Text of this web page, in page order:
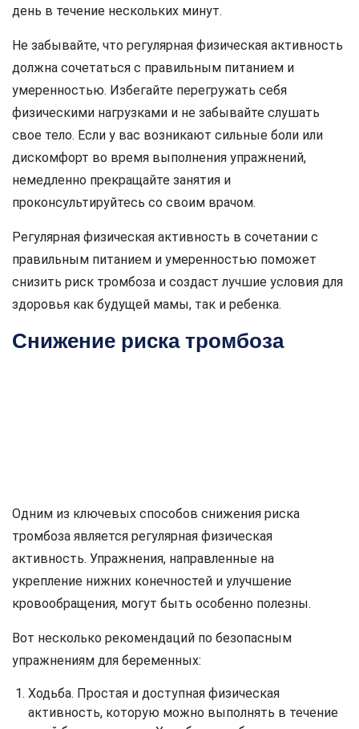
день в течение нескольких минут.
Не забывайте, что регулярная физическая активность
должна сочетаться с правильным питанием и
умеренностью. Избегайте перегружать себя
физическими нагрузками и не забывайте слушать
свое тело. Если у вас возникают сильные боли или
дискомфорт во время выполнения упражнений,
немедленно прекращайте занятия и
проконсультируйтесь со своим врачом.
Регулярная физическая активность в сочетании с
правильным питанием и умеренностью поможет
снизить риск тромбоза и создаст лучшие условия для
здоровья как будущей мамы, так и ребенка.
Снижение риска тромбоза
Одним из ключевых способов снижения риска
тромбоза является регулярная физическая
активность. Упражнения, направленные на
укрепление нижних конечностей и улучшение
кровообращения, могут быть особенно полезны.
Вот несколько рекомендаций по безопасным
упражнениям для беременных:
Ходьба. Простая и доступная физическая
активность, которую можно выполнять в течение